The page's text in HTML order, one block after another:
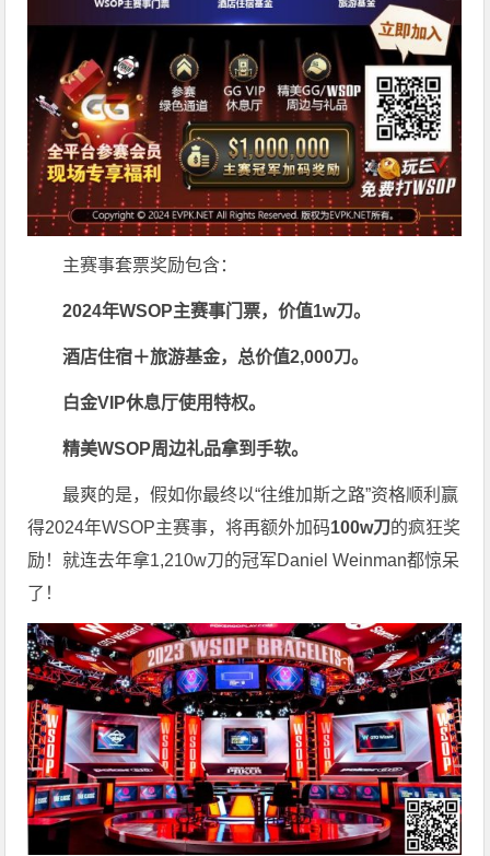
主赛事套票奖励包含：
2024年WSOP主赛事门票，价值1w刀。
酒店住宿＋旅游基金，总价值2,000刀。
白金VIP休息厅使用特权。
精美WSOP周边礼品拿到手软。
最爽的是，假如你最终以“往维加斯之路”资格顺利赢
得2024年WSOP主赛事，将再额外加码100w刀的疯狂奖
励！就连去年拿1,210w刀的冠军Daniel Weinman都惊呆
了！